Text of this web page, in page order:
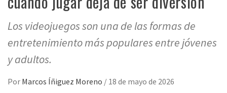
Los videojuegos son una de las formas de
entretenimiento más populares entre jóvenes
y adultos.
Por Marcos Íñiguez Moreno / 18 de mayo de 2026